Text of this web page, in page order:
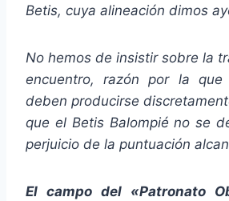
Betis, cuya alineación dimos
No hemos de insistir sobre la
encuentro, razón por la que
deben producirse
que el Betis Balompié no se
perjuicio de la puntuación
El campo del «Patronato